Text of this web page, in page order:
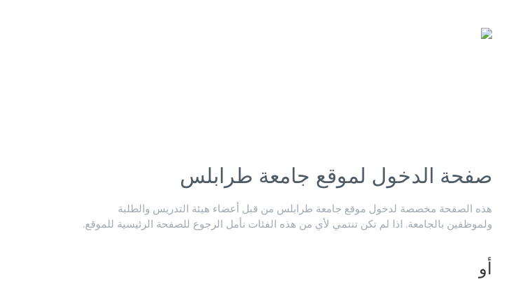
صفحة الدخول لموقع جامعة طرابلس
هذه الصفحة مخصصة لدخول موقع جامعة طرابلس من قبل أعضاء هيئة التدريس والطلبة
ولموظفين بالجامعة. اذا لم تكن تنتمي لأي من هذه الفئات نأمل الرجوع للصفحة الرئيسية للموقع.
أو